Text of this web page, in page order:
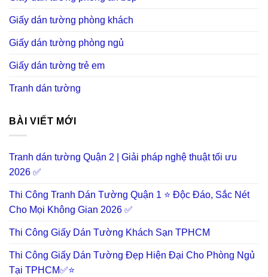
Giấy dán tường phòng khách
Giấy dán tường phòng ngủ
Giấy dán tường trẻ em
Tranh dán tường
BÀI VIẾT MỚI
Tranh dán tường Quận 2 | Giải pháp nghệ thuật tối ưu
2026 ✅
Thi Công Tranh Dán Tường Quận 1 ⭐ Độc Đáo, Sắc Nét
Cho Mọi Không Gian 2026 ✅
Thi Công Giấy Dán Tường Khách Sạn TPHCM
Thi Công Giấy Dán Tường Đẹp Hiện Đại Cho Phòng Ngủ
Tại TPHCM✅⭐